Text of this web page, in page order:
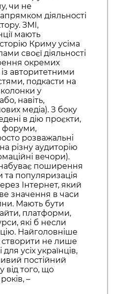
чи не
діяльності
ЗМІ,
мають
Криму усіма
своєї діяльності
окремих
авторитетними
подкасти на
у
навіть,
медіа). З боку
в дію проєкти,
форуми,
розважальні
на різну аудиторію
вечори).
поширення
та популяризація
Інтернет, який
значення в часи
Мають бути
платформи,
які б несли
Найголовніше
створити не лише
усіх українців,
постійний
від того, що
–